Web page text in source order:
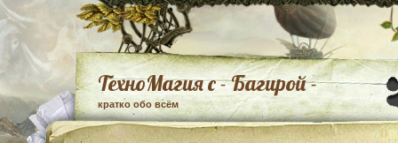
ТехноМагия с - Багирой -
кратко обо всём